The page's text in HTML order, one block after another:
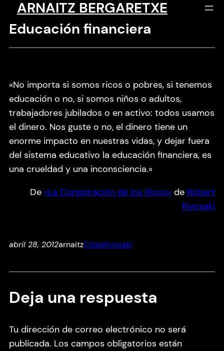
Saltar
contenido
ARNAITZ BERGARETXE
Educación financiera
«No importa si somos ricos o pobres, si tenemos
educación o no, si somos niños o adultos,
trabajadores jubilados o en activo: todos usamos
el dinero. Nos guste o no, el dinero tiene un
enorme impacto en nuestras vidas, y dejar fuera
del sistema educativo la educación financiera, es
una crueldad y una inconsciencia.»
De «La Conspiración de los Ricos» de Robert
Kiyosaki
abril 28, 2012arnaitzCitasKiyosaki
Deja una respuesta
Tu dirección de correo electrónico no será
publicada. Los campos obligatorios están